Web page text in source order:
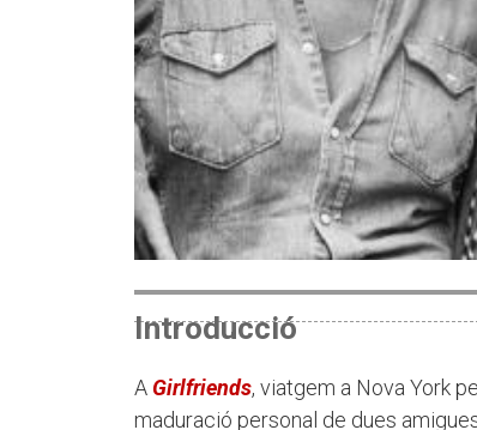
Introducció
A Girlfriends, viatgem a Nova York
maduració personal de dues